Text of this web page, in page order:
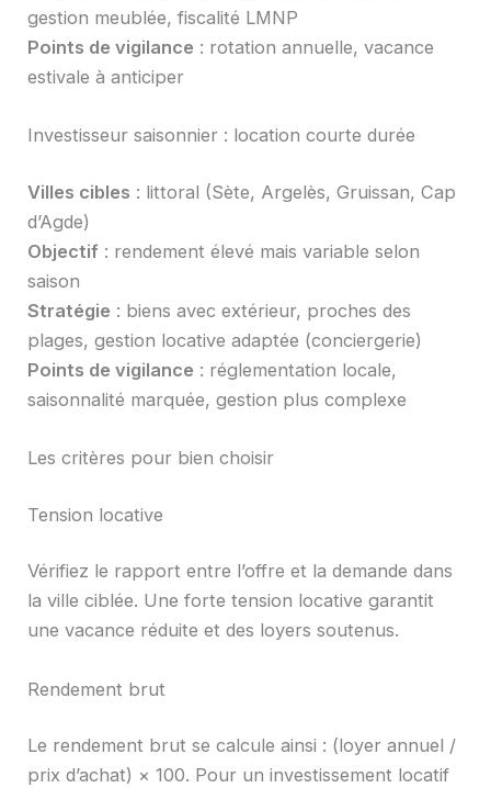
gestion meublée, fiscalité LMNP
Points de vigilance : rotation annuelle, vacance
estivale à anticiper
Investisseur saisonnier : location courte durée
Villes cibles : littoral (Sète, Argelès, Gruissan, Cap
d’Agde)
Objectif : rendement élevé mais variable selon
saison
Stratégie : biens avec extérieur, proches des
plages, gestion locative adaptée (conciergerie)
Points de vigilance : réglementation locale,
saisonnalité marquée, gestion plus complexe
Les critères pour bien choisir
Tension locative
Vérifiez le rapport entre l’offre et la demande dans
la ville ciblée. Une forte tension locative garantit
une vacance réduite et des loyers soutenus.
Rendement brut
Le rendement brut se calcule ainsi : (loyer annuel /
prix d’achat) × 100. Pour un investissement locatif